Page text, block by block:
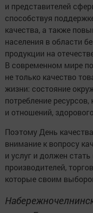
и представителей
способствуя
качества, а также
населения в области
продукции на
В современном мире
не только качество
жизни: состояние
потребление
и отношений,
Поэтому День
внимание к вопросу
и услуг и должен
производителей,
которые своим